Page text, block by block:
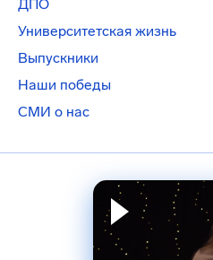
ДПО
Университетская жизнь
Выпускники
Наши победы
СМИ о нас